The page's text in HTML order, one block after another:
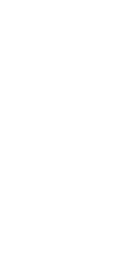
die zu Ihrer Person
können Sie eine